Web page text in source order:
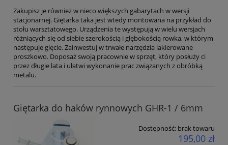
Zakupisz je również w nieco większych gabarytach w wersji
stacjonarnej. Giętarka taka jest wtedy montowana na przykład do
stołu warsztatowego. Urządzenia te występują w wielu wersjach
różniących się od siebie szerokością i głębokością rowka, w którym
następuje gięcie. Zainwestuj w trwałe narzędzia lakierowane
proszkowo. Doposaż swoją pracownie w sprzęt, który posłuży ci
przez długie lata i ułatwi wykonanie prac związanych z obróbką
metalu.
Giętarka do haków rynnowych GHR-1 / 6mm
Dostępność: brak towaru
195,00 zł